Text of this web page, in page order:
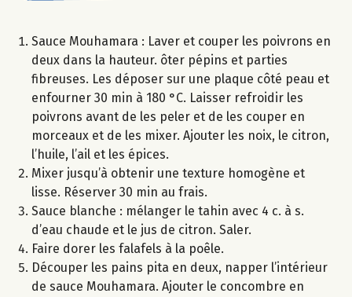
Sauce Mouhamara : Laver et couper les poivrons en
deux dans la hauteur. ôter pépins et parties
fibreuses. Les déposer sur une plaque côté peau et
enfourner 30 min à 180 °C. Laisser refroidir les
poivrons avant de les peler et de les couper en
morceaux et de les mixer. Ajouter les noix, le citron,
l’huile, l’ail et les épices.
Mixer jusqu’à obtenir une texture homogène et
lisse. Réserver 30 min au frais.
Sauce blanche : mélanger le tahin avec 4 c. à s.
d’eau chaude et le jus de citron. Saler.
Faire dorer les falafels à la poêle.
Découper les pains pita en deux, napper l’intérieur
de sauce Mouhamara. Ajouter le concombre en